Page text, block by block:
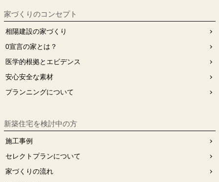
家づくりのコンセプト
相陽建設の家づくり
0宣⾔の家とは？
医学的根拠とエビデンス
安⼼安全な素材
プランニングについて
新築住宅を検討中の方
施工事例
セレクトプランについて
家づくりの流れ